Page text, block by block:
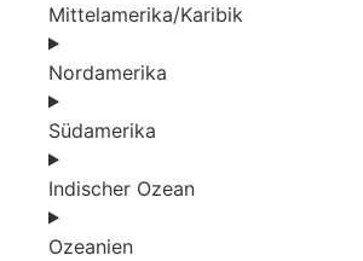
Mittelamerika/Karibik
Nordamerika
Südamerika
Indischer Ozean
Ozeanien